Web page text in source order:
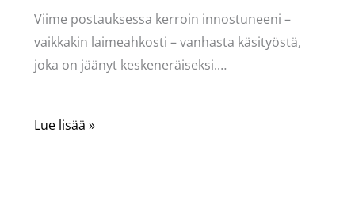
Viime postauksessa kerroin innostuneeni –
vaikkakin laimeahkosti – vanhasta käsityöstä,
joka on jäänyt keskeneräiseksi.…
Lue lisää »